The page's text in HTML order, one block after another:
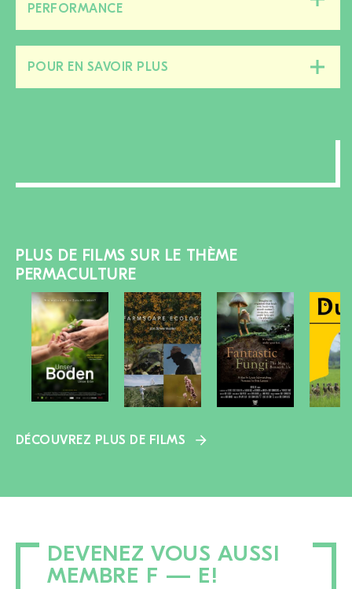
PERFORMANCE
POUR EN SAVOIR PLUS
cette
PLUS DE FILMS SUR LE THÈME
PERMACULTURE
DÉCOUVREZ PLUS DE FILMS
DEVENEZ VOUS AUSSI
MEMBRE F — E!